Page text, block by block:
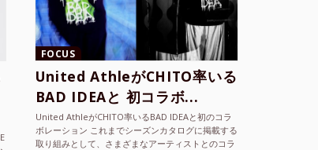
FOCUS
United AthleがCHITO率いる
BAD IDEAと 初コラボ...
United AthleがCHITO率いるBAD IDEAと初のコラ
ボレーション これまでシーズンカタログに掲載する
取り組みとして、さまざまなアーティストとのコラ
ボレーションアイテムを製品見本として作...
2025.3.14 ヒラバヤシ